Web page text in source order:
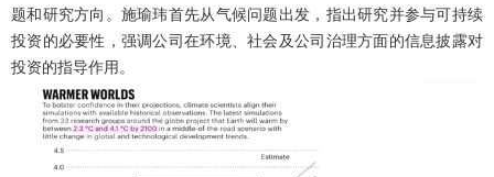
题和研究方向。施瑜玮首先从气候问题出发，指出研究并参与可持续
投资的必要性，强调公司在环境、社会及公司治理方面的信息披露对
投资的指导作用。